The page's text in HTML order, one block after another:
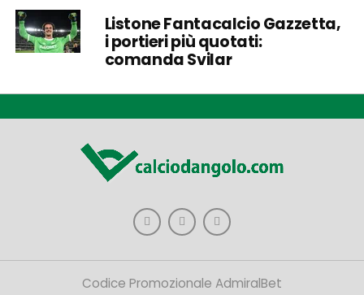
Listone Fantacalcio Gazzetta,
i portieri più quotati:
comanda Svilar
Codice Promozionale AdmiralBet